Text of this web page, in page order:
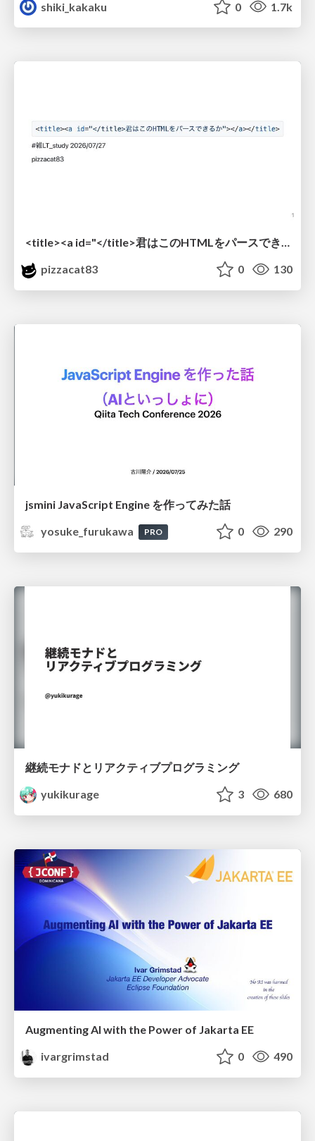
shiki_kakaku
0 1.7k
<title><a id="</title>君はこのHTMLをパースできるか"></a></title> #雑LT_study
pizzacat83
0 130
jsmini JavaScript Engine を作ってみた話
yosuke_furukawa
PRO 0 290
継続モナドとリアクティブプログラミング
yukikurage
3 680
Augmenting AI with the Power of Jakarta EE
ivargrimstad
0 490